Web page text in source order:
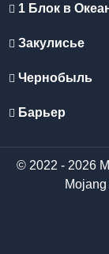
1 Блок в
Закулисье
Чернобыль
Барьер
© 2022 - 2026